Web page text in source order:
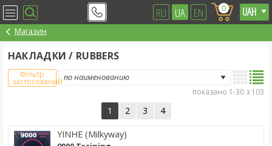
RU UA EN 0
Магазин
НАКЛАДКИ / RUBBERS
Фільтр
застосований
показано 1-30 з 103
1 2 3 4
YINHE (Milkyway)